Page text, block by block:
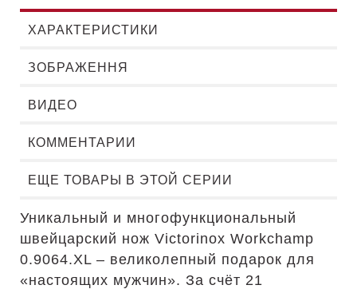
ХАРАКТЕРИСТИКИ
ЗОБРАЖЕННЯ
ВИДЕО
КОММЕНТАРИИ
ЕЩЕ ТОВАРЫ В ЭТОЙ СЕРИИ
Уникальный и многофункциональный
швейцарский нож Victorinox Workchamp
0.9064.XL – великолепный подарок для
«настоящих мужчин». За счёт 21